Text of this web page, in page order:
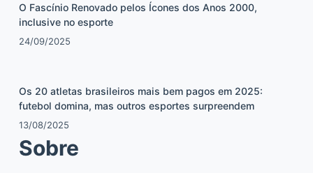
O Fascínio Renovado pelos Ícones dos Anos 2000,
inclusive no esporte
24/09/2025
Os 20 atletas brasileiros mais bem pagos em 2025:
futebol domina, mas outros esportes surpreendem
13/08/2025
Sobre